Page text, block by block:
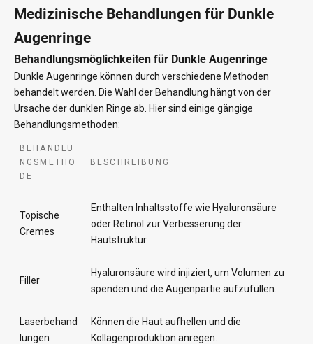
Medizinische Behandlungen für Dunkle
Augenringe
Behandlungsmöglichkeiten für Dunkle Augenringe
Dunkle Augenringe können durch verschiedene Methoden
behandelt werden. Die Wahl der Behandlung hängt von der
Ursache der dunklen Ringe ab. Hier sind einige gängige
Behandlungsmethoden:
BEHANDLU
NGSMETHO
DE
BESCHREIBUNG
Topische
Cremes
Enthalten Inhaltsstoffe wie Hyaluronsäure
oder Retinol zur Verbesserung der
Hautstruktur.
Filler
Hyaluronsäure wird injiziert, um Volumen zu
spenden und die Augenpartie aufzufüllen.
Laserbehand
lungen
Können die Haut aufhellen und die
Kollagenproduktion anregen.